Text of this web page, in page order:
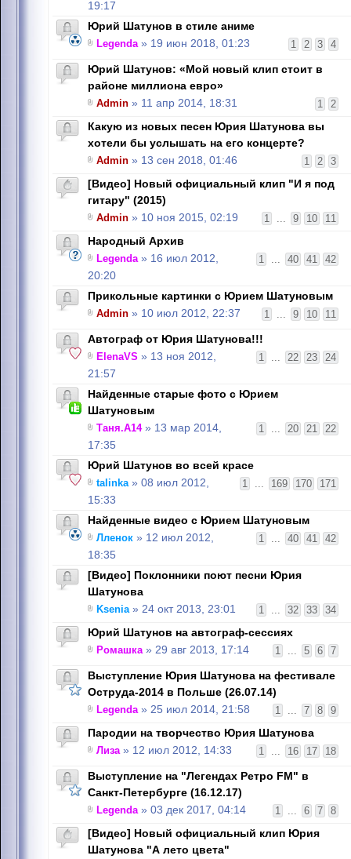
19:17
Юрий Шатунов в стиле аниме
1 2 3 4
Legenda» 19 июн 2018, 01:23
Юрий Шатунов: «Мой новый клип стоит в
районе миллиона евро»
1 2
Admin » 11 апр 2014, 18:31
Какую из новых песен Юрия Шатунова вы
хотели бы услышать на его концерте?
1 2 3
Admin » 13 сен 2018, 01:46
[Видео] Новый официальный клип "И я под
гитару" (2015)
1 ... 9 10 11
Admin » 10 ноя 2015, 02:19
Народный Архив
1 ... 40 41 42
Legenda» 16 июл 2012,
20:20
Прикольные картинки с Юрием Шатуновым
1 ... 9 10 11
Admin » 10 июл 2012, 22:37
Автограф от Юрия Шатунова!!!
1 ... 22 23 24
ElenaVS » 13 ноя 2012,
21:57
Найденные старые фото с Юрием
Шатуновым
1 ... 20 21 22
Таня.А14» 13 мар 2014,
17:35
Юрий Шатунов во всей красе
1 ... 169 170 171
talinka» 08 июл 2012,
15:33
Найденные видео с Юрием Шатуновым
1 ... 40 41 42
Лленок » 12 июл 2012,
18:35
[Видео] Поклонники поют песни Юрия
Шатунова
1 ... 32 33 34
Ksenia» 24 окт 2013, 23:01
Юрий Шатунов на автограф-сессиях
1 ... 5 6 7
Ромашка» 29 авг 2013, 17:14
Выступление Юрия Шатунова на фестивале
Оструда-2014 в Польше (26.07.14)
1 ... 7 8 9
Legenda» 25 июл 2014, 21:58
Пародии на творчество Юрия Шатунова
1 ... 16 17 18
Лиза» 12 июл 2012, 14:33
Выступление на "Легендах Ретро FM" в
Санкт-Петербурге (16.12.17)
1 ... 6 7 8
Legenda» 03 дек 2017, 04:14
[Видео] Новый официальный клип Юрия
Шатунова "А лето цвета"